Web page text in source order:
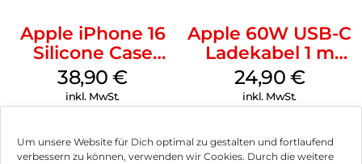
Um unsere Website für Dich optimal zu gestalten und fortlaufend
verbessern zu können, verwenden wir Cookies. Durch die weitere
Apple iPhone 16
Silicone Case
MagSafe
Ultramarine
38,90€
inkl. MwSt.
Apple 60W USB-C
Ladekabel 1 m
Weiß
24,90 €
inkl. MwSt.